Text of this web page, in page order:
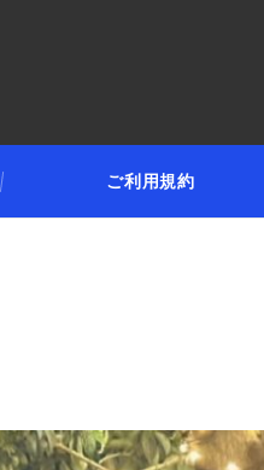
ご利用規約